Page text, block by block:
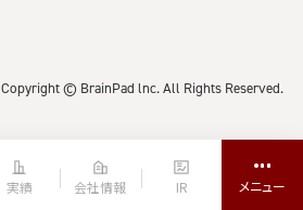
実績 会社情報 IR
Copyright © BrainPad lnc. All Rights Reserved.